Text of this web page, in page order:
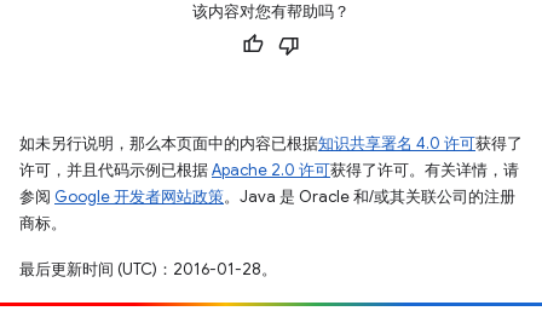
该内容对您有帮助吗？
如未另行说明，那么本页面中的内容已根据知识共享署名 4.0 许可获得了
许可，并且代码示例已根据Apache 2.0 许可获得了许可。有关详情，请
参阅 Google 开发者网站政策。Java 是 Oracle 和/或其关联公司的注册
商标。
最后更新时间 (UTC)：2016-01-28。